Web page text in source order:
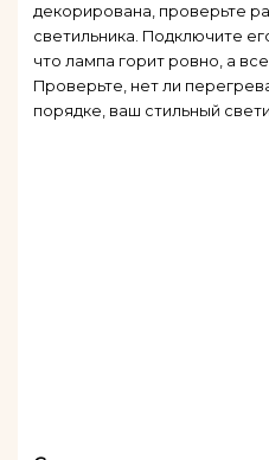
декорирована, проверьте
светильника. Подключите
что лампа горит ровно, а
Проверьте, нет ли
порядке, ваш стильный